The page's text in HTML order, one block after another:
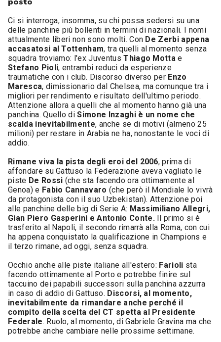
Ci si interroga, insomma, su chi possa sedersi su una
delle panchine più bollenti in termini di nazionali. I nomi
attualmente liberi non sono molti. Con De Zerbi appena
accasatosi al Tottenham, tra quelli al momento senza
squadra troviamo: l'ex JuventusThiago Motta e
Stefano Pioli, entrambi reduci da esperienze
traumatiche con i club. Discorso diverso per Enzo
Maresca, dimissionario dal Chelsea, ma comunque tra i
migliori per rendimento e risultato dell'ultimo periodo.
Attenzione allora a quelli che al momento hanno già una
panchina. Quello diSimone Inzaghi è un nome che
scalda inevitabilmente, anche se di motivi (almeno 25
milioni) per restare in Arabia ne ha, nonostante le voci di
addio.
Rimane viva la pista degli eroi del 2006, prima di
affondare su Gattuso la Federazione aveva vagliato le
piste De Rossi (che sta facendo ora ottimamente al
Genoa) e Fabio Cannavaro (che però il Mondiale lo vivrà
da protagonista con il suo Uzbekistan). Attenzione poi
alle panchine delle big di Serie A: Massimiliano Allegri,
Gian Piero Gasperini e Antonio Conte. Il primo si è
trasferito al Napoli, il secondo rimarrà alla Roma, con cui
ha appena conquistato la qualificazione in Champions e
il terzo rimane, ad oggi, senza squadra.
Occhio anche alle piste italiane all'estero: Farioli sta
facendo ottimamente al Porto e potrebbe finire sul
taccuino dei papabili successori sulla panchina azzurra
in caso di addio di Gattuso. Discorsi, al momento,
inevitabilmente da rimandare anche perché il
compito della scelta del CT spetta al Presidente
Federale. Ruolo, al momento, di Gabriele Gravina ma che
potrebbe anche cambiare nelle prossime settimane.